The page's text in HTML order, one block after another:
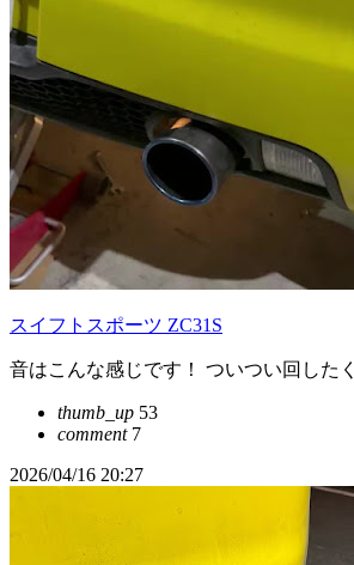
スイフトスポーツ ZC31S
音はこんな感じです！ ついつい回した
thumb_up 53
comment7
2026/04/16 20:27